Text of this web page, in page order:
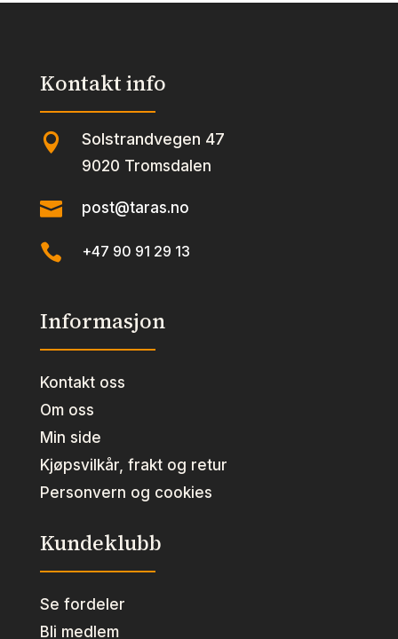
Kontakt info
 Solstrandvegen 47
9020 Tromsdalen
 post@taras.no
 +47 90 91 29 13
Informasjon
Kontakt oss
Om oss
Min side
Kjøpsvilkår, frakt og retur
Personvern og cookies
Kundeklubb
Se fordeler
Bli medlem